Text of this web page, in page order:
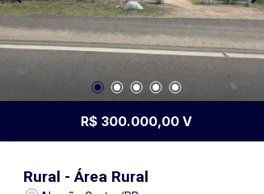
R$ 300.000,00 V
Rural - Área Rural